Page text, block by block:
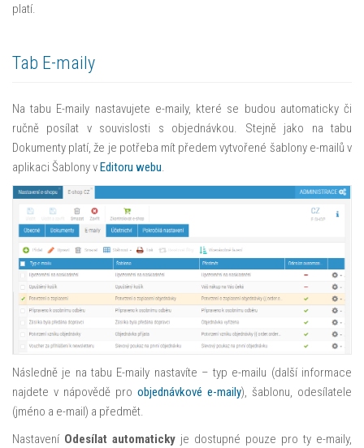
platí.
Tab E-maily
Na tabu E-maily nastavujete e-maily, které se budou automaticky či
ručně posílat v souvislosti s objednávkou. Stejně jako na tabu
Dokumenty platí, že je potřeba mít předem vytvořené šablony e-mailů v
aplikaci Šablony vEditoru webu.
Následně je na tabu E-maily nastavíte – typ e-mailu (další informace
najdete v nápovědě pro objednávkové e-maily), šablonu, odesílatele
(jméno a e-mail) a předmět.
Nastavení Odesílat automaticky je dostupné pouze pro ty e-maily,